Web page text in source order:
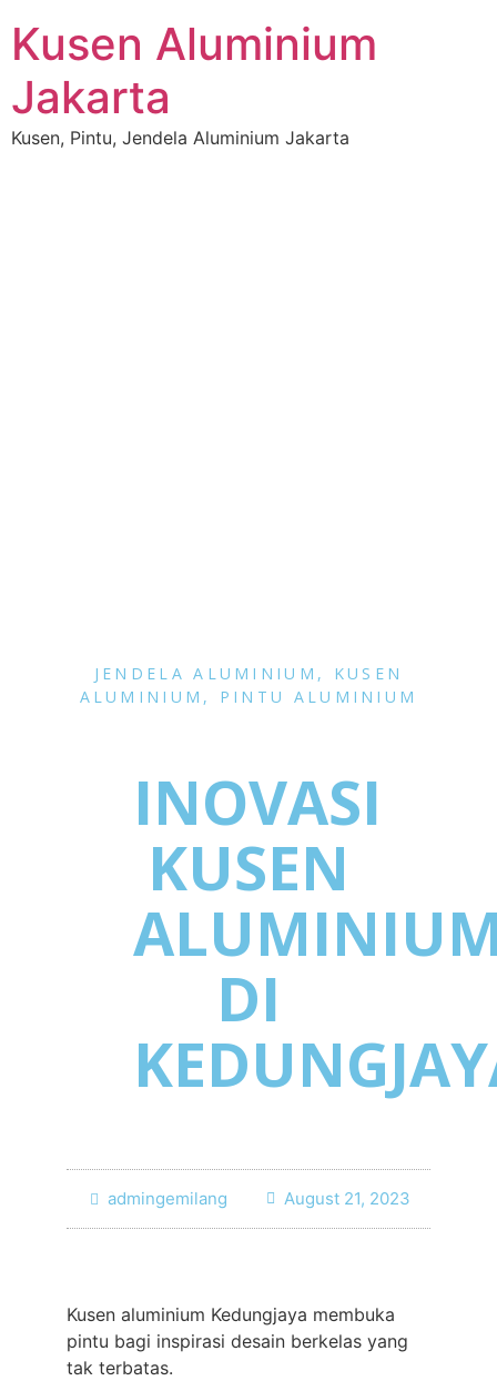
Kusen Aluminium
Jakarta
Kusen, Pintu, Jendela Aluminium Jakarta
JENDELA ALUMINIUM , KUSEN
ALUMINIUM , PINTU ALUMINIUM
INOVASI
KUSEN
DI
admingemilang August 21, 2023
Kusen aluminium Kedungjaya membuka
pintu bagi inspirasi desain berkelas yang
tak terbatas.